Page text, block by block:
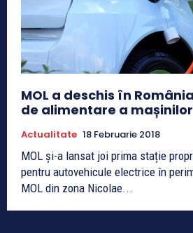
MOL a deschis în
de alimentare a
Actualitate 18 Februarie 2018
MOL și-a lansat joi prima stație
pentru autovehicule electrice în
MOL din zona Nicolae...